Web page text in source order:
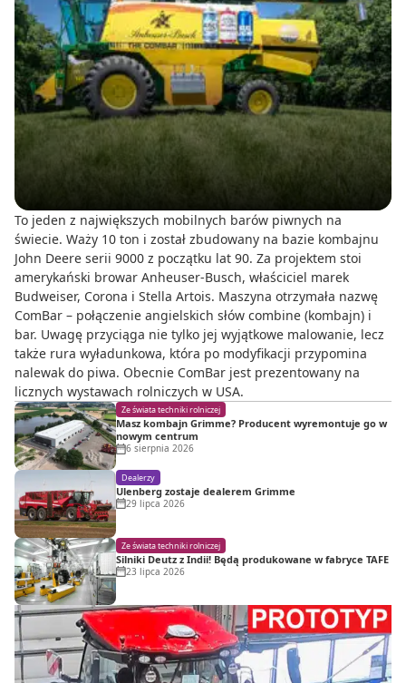
To jeden z największych mobilnych barów piwnych na
świecie. Waży 10 ton i został zbudowany na bazie kombajnu
John Deere serii 9000 z początku lat 90. Za projektem stoi
amerykański browar Anheuser-Busch, właściciel marek
Budweiser, Corona i Stella Artois. Maszyna otrzymała nazwę
ComBar – połączenie angielskich słów combine (kombajn) i
bar. Uwagę przyciąga nie tylko jej wyjątkowe malowanie, lecz
także rura wyładunkowa, która po modyfikacji przypomina
nalewak do piwa. Obecnie ComBar jest prezentowany na
licznych wystawach rolniczych w USA.
Ze świata techniki rolniczej
Masz kombajn Grimme? Producent wyremontuje go w
nowym centrum
6 sierpnia 2026
Dealerzy
Ulenberg zostaje dealerem Grimme
29 lipca 2026
Ze świata techniki rolniczej
Silniki Deutz z Indii! Będą produkowane w fabryce TAFE
23 lipca 2026